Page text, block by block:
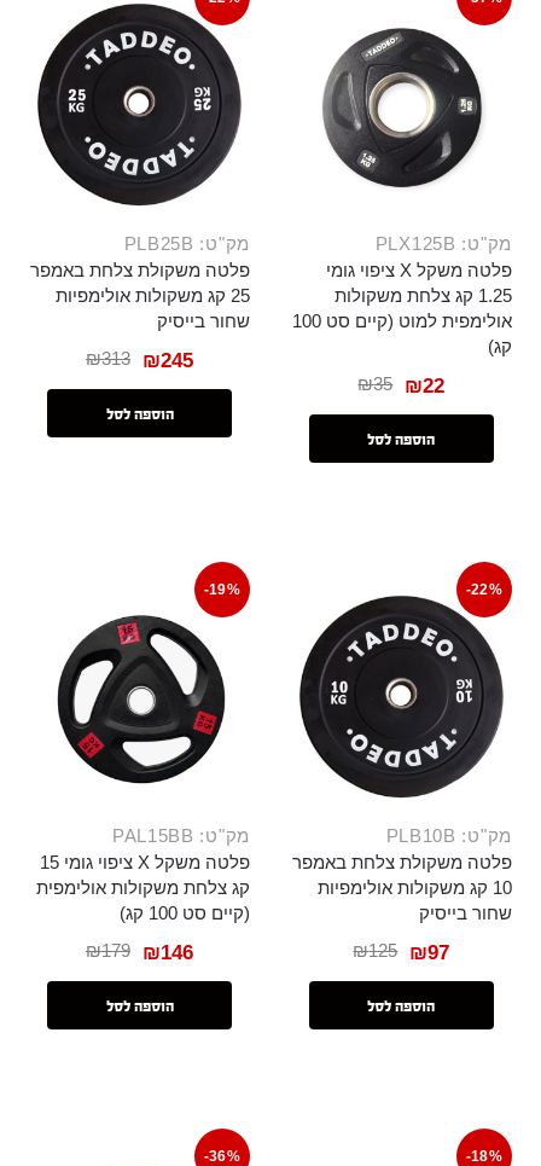
מק"ט: PLX125B
פלטה משקל X ציפוי גומי
1.25 קג צלחת משקולות
אולימפית למוט (קיים סט 100
קג)
₪35 ₪22
הוספה לסל
מק"ט: PLB25B
פלטה משקולת צלחת באמפר
25 קג משקולות אולימפיות
שחור בייסיק
₪313 ₪245
הוספה לסל
-22%
מק"ט: PLB10B
פלטה משקולת צלחת באמפר
10 קג משקולות אולימפיות
שחור בייסיק
₪125 ₪97
הוספה לסל
-19%
מק"ט: PAL15BB
פלטה משקל X ציפוי גומי 15
קג צלחת משקולות אולימפית
(קיים סט 100 קג)
₪179 ₪146
הוספה לסל
-18%
-36%